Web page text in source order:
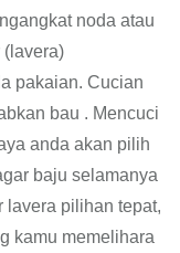
noda atau
(lavera)
pakaian. Cucian
bau . Mencuci
anda akan pilih
baju selamanya
lavera pilihan tepat,
kamu memelihara